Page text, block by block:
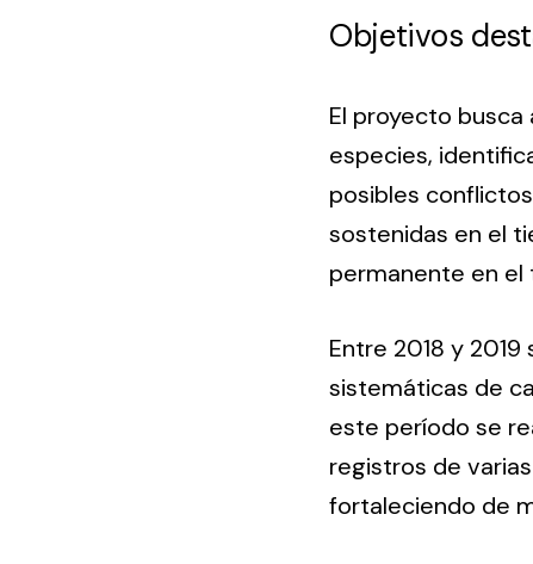
Objetivos
El proyecto
especies,
posibles
sostenidas en el
permanente en el
Entre 2018 y
sistemáticas de
este período se
registros de
fortaleciendo de